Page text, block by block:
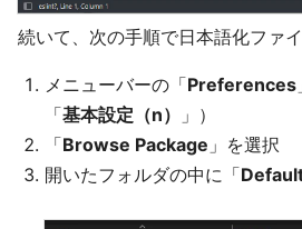
続いて、次の手順で日本語化ファ
メニューバーの「Preferences
「基本設定（n）
」）
「Browse Package 」を選択
開いたフォルダの中に「